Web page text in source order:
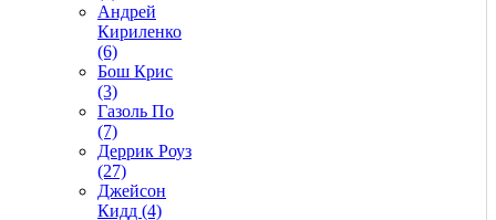
Андрей
Кириленко
(6)
Бош Крис
(3)
Газоль По
(7)
Деррик Роуз
(27)
Джейсон
Кидд (4)